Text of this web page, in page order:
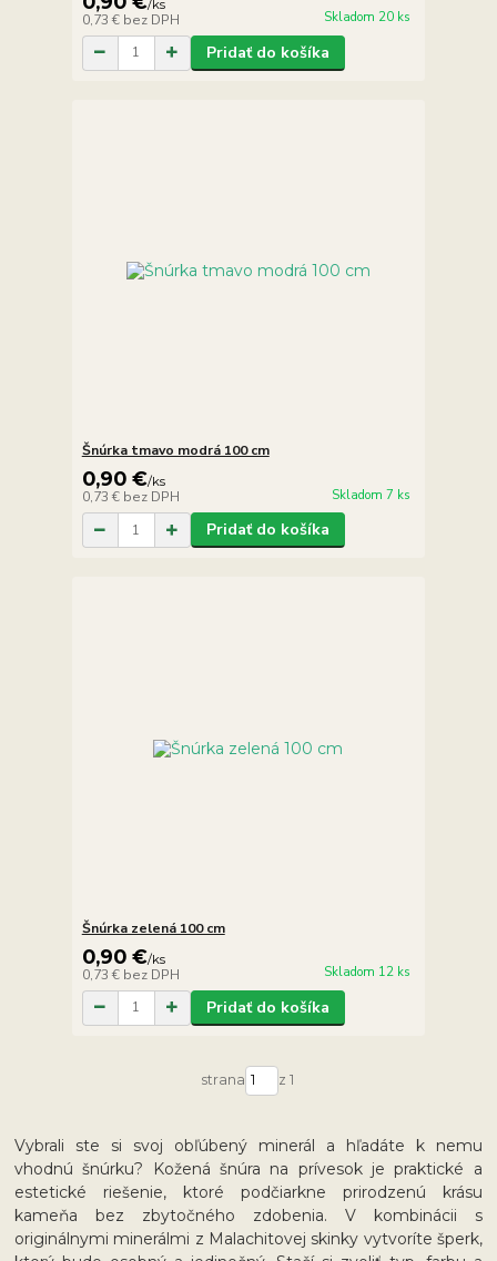
/ks
0,73 € bez DPH Skladom 20 ks
Pridať do košíka
Šnúrka tmavo modrá 100 cm
0,90 €/ks
0,73 € bez DPH Skladom 7 ks
Pridať do košíka
Šnúrka zelená 100 cm
0,90 €/ks
0,73 € bez DPH Skladom 12 ks
Pridať do košíka
strana z 1
Vybrali ste si svoj obľúbený minerál a hľadáte k nemu
vhodnú šnúrku? Kožená šnúra na prívesok je praktické a
estetické riešenie, ktoré podčiarkne prirodzenú krásu
kameňa bez zbytočného zdobenia. V kombinácii s
originálnymi minerálmi z Malachitovej skinky vytvoríte šperk,